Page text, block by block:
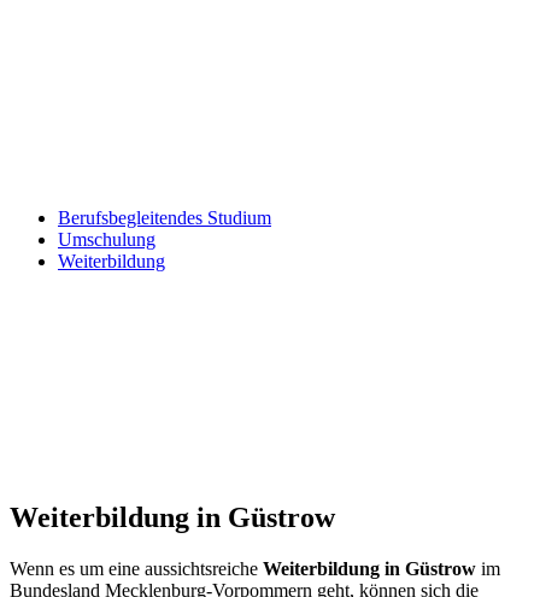
Berufsbegleitendes Studium
Umschulung
Weiterbildung
Weiterbildung in Güstrow
Wenn es um eine aussichtsreiche Weiterbildung in Güstrow im
Bundesland Mecklenburg-Vorpommern geht, können sich die